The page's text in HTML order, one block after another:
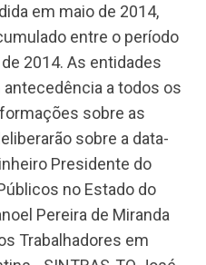
em maio de 2014,
entre o período
2014. As entidades
a todos os
sobre as
sobre a data-
Presidente do
no Estado do
Pereira de Miranda
Trabalhadores em